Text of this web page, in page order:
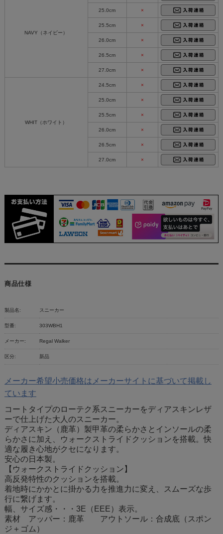
NAVY（ネイビー）
25.0cm ×
25.5cm ×
26.0cm ×
26.5cm ×
27.0cm ×
WHIT（ホワイト）
24.5cm ×
25.0cm ×
25.5cm ×
26.0cm ×
26.5cm ×
27.0cm ×
商品仕様
製品名: スニーカー
型番: 303WBH1
メーカー: Regal Walker
区分: 新品
メーカー希望小売価格はメーカーサイトに基づいて掲載し
ています
コートタイプのローテク系スニーカーをディアスキンレザ
ーで仕上げた大人のスニーカー。
ディアスキン（鹿革）製甲革の柔らかさとインソールの柔
らかさに加え、ウォークストライドクッションを搭載。快
適な履き心地がクセになります。
安心の日本製。
【ウォークストライドクッション】
高反発特性のクッションを搭載。
着地時にかかとに掛かる力を推進力に変え、スムーズな歩
行に繋げます。
幅、サイズ感・・・3E（EEE）表示。
素材 アッパー：鹿革 アウトソール：合成底（スポン
ジ＋ゴム）